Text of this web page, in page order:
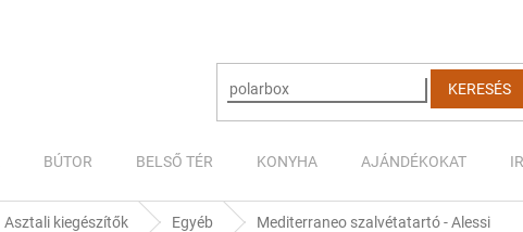
KERESÉS
BÚTOR BELSŐ TÉR KONYHA AJÁNDÉKOKAT
Asztali kiegészítők Egyéb Mediterraneo szalvétatartó - Alessi